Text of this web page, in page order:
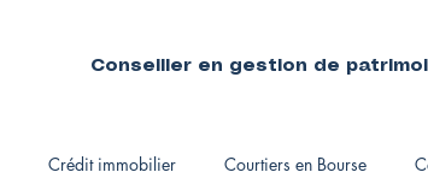
Conseiller en gestion de
Crédit immobilier Courtiers en Bourse